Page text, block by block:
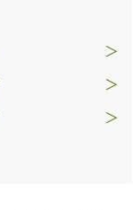
＞
＞
＞